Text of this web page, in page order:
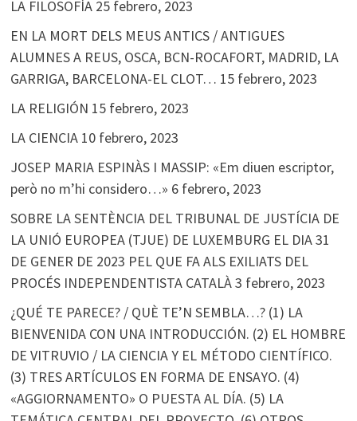
LA FILOSOFÍA 25 febrero, 2023
EN LA MORT DELS MEUS ANTICS / ANTIGUES
ALUMNES A REUS, OSCA, BCN-ROCAFORT, MADRID, LA
GARRIGA, BARCELONA-EL CLOT… 15 febrero, 2023
LA RELIGIÓN 15 febrero, 2023
LA CIENCIA 10 febrero, 2023
JOSEP MARIA ESPINÀS I MASSIP: «Em diuen escriptor,
però no m’hi considero…» 6 febrero, 2023
SOBRE LA SENTÈNCIA DEL TRIBUNAL DE JUSTÍCIA DE
LA UNIÓ EUROPEA (TJUE) DE LUXEMBURG EL DIA 31
DE GENER DE 2023 PEL QUE FA ALS EXILIATS DEL
PROCÉS INDEPENDENTISTA CATALÀ3 febrero, 2023
¿QUÉ TE PARECE? / QUÈ TE’N SEMBLA…? (1) LA
BIENVENIDA CON UNA INTRODUCCIÓN. (2) EL HOMBRE
DE VITRUVIO / LA CIENCIA Y EL MÉTODO CIENTÍFICO.
(3) TRES ARTÍCULOS EN FORMA DE ENSAYO. (4)
«AGGIORNAMENTO» O PUESTA AL DÍA. (5) LA